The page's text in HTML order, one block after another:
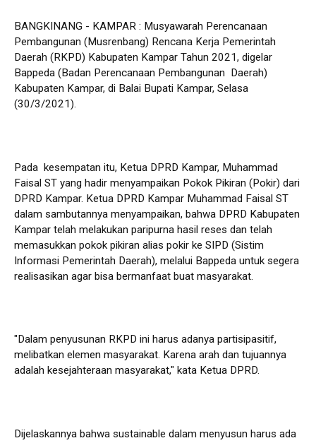
BANGKINANG - KAMPAR : Musyawarah Perencanaan
Pembangunan (Musrenbang) Rencana Kerja Pemerintah
Daerah (RKPD) Kabupaten Kampar Tahun 2021, digelar
Bappeda (Badan Perencanaan Pembangunan Daerah)
Kabupaten Kampar, di Balai Bupati Kampar, Selasa
(30/3/2021).
Pada kesempatan itu, Ketua DPRD Kampar, Muhammad
Faisal ST yang hadir menyampaikan Pokok Pikiran (Pokir) dari
DPRD Kampar. Ketua DPRD Kampar Muhammad Faisal ST
dalam sambutannya menyampaikan, bahwa DPRD Kabupaten
Kampar telah melakukan paripurna hasil reses dan telah
memasukkan pokok pikiran alias pokir ke SIPD (Sistim
Informasi Pemerintah Daerah), melalui Bappeda untuk segera
realisasikan agar bisa bermanfaat buat masyarakat.
"Dalam penyusunan RKPD ini harus adanya partisipasitif,
melibatkan elemen masyarakat. Karena arah dan tujuannya
adalah kesejahteraan masyarakat," kata Ketua DPRD.
Dijelaskannya bahwa sustainable dalam menyusun harus ada